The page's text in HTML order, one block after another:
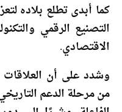
كما أبدى تطلع بلاده
التصنيع الرقمي
الاقتصادي.
وشدد على أن العلاقات
من مرحلة الدعم